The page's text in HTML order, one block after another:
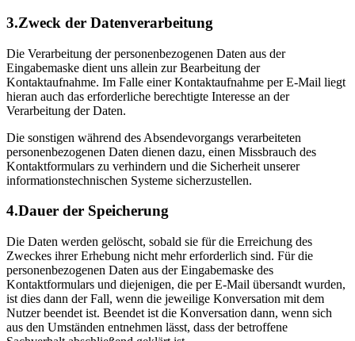
3.Zweck der Datenverarbeitung
Die Verarbeitung der personenbezogenen Daten aus der
Eingabemaske dient uns allein zur Bearbeitung der
Kontaktaufnahme. Im Falle einer Kontaktaufnahme per E-Mail liegt
hieran auch das erforderliche berechtigte Interesse an der
Verarbeitung der Daten.
Die sonstigen während des Absendevorgangs verarbeiteten
personenbezogenen Daten dienen dazu, einen Missbrauch des
Kontaktformulars zu verhindern und die Sicherheit unserer
informationstechnischen Systeme sicherzustellen.
4.Dauer der Speicherung
Die Daten werden gelöscht, sobald sie für die Erreichung des
Zweckes ihrer Erhebung nicht mehr erforderlich sind. Für die
personenbezogenen Daten aus der Eingabemaske des
Kontaktformulars und diejenigen, die per E-Mail übersandt wurden,
ist dies dann der Fall, wenn die jeweilige Konversation mit dem
Nutzer beendet ist. Beendet ist die Konversation dann, wenn sich
aus den Umständen entnehmen lässt, dass der betroffene